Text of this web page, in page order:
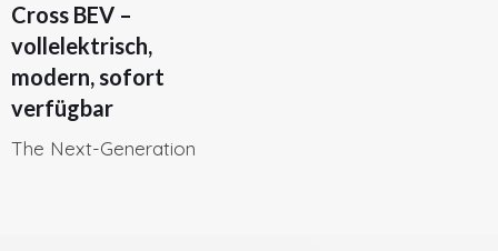
Cross BEV –
vollelektrisch,
modern, sofort
verfügbar
The Next-Generation